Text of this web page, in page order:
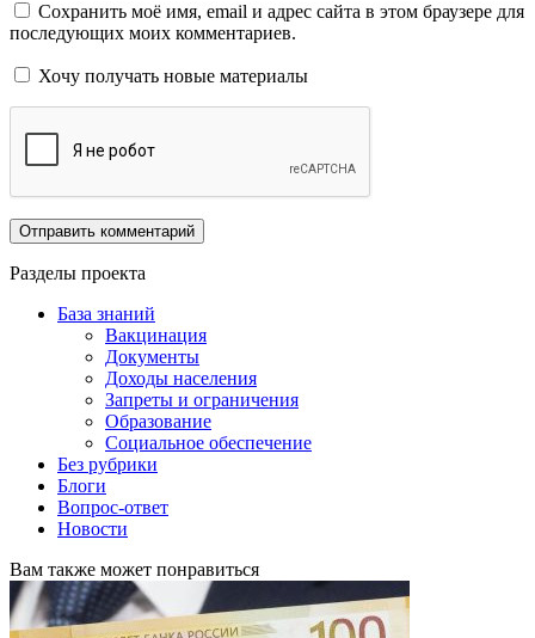
Сохранить моё имя, email и адрес сайта в этом браузере для
последующих моих комментариев.
Хочу получать новые материалы
Разделы проекта
База знаний
Вакцинация
Документы
Доходы населения
Запреты и ограничения
Образование
Социальное обеспечение
Без рубрики
Блоги
Вопрос-ответ
Новости
Вам также может понравиться